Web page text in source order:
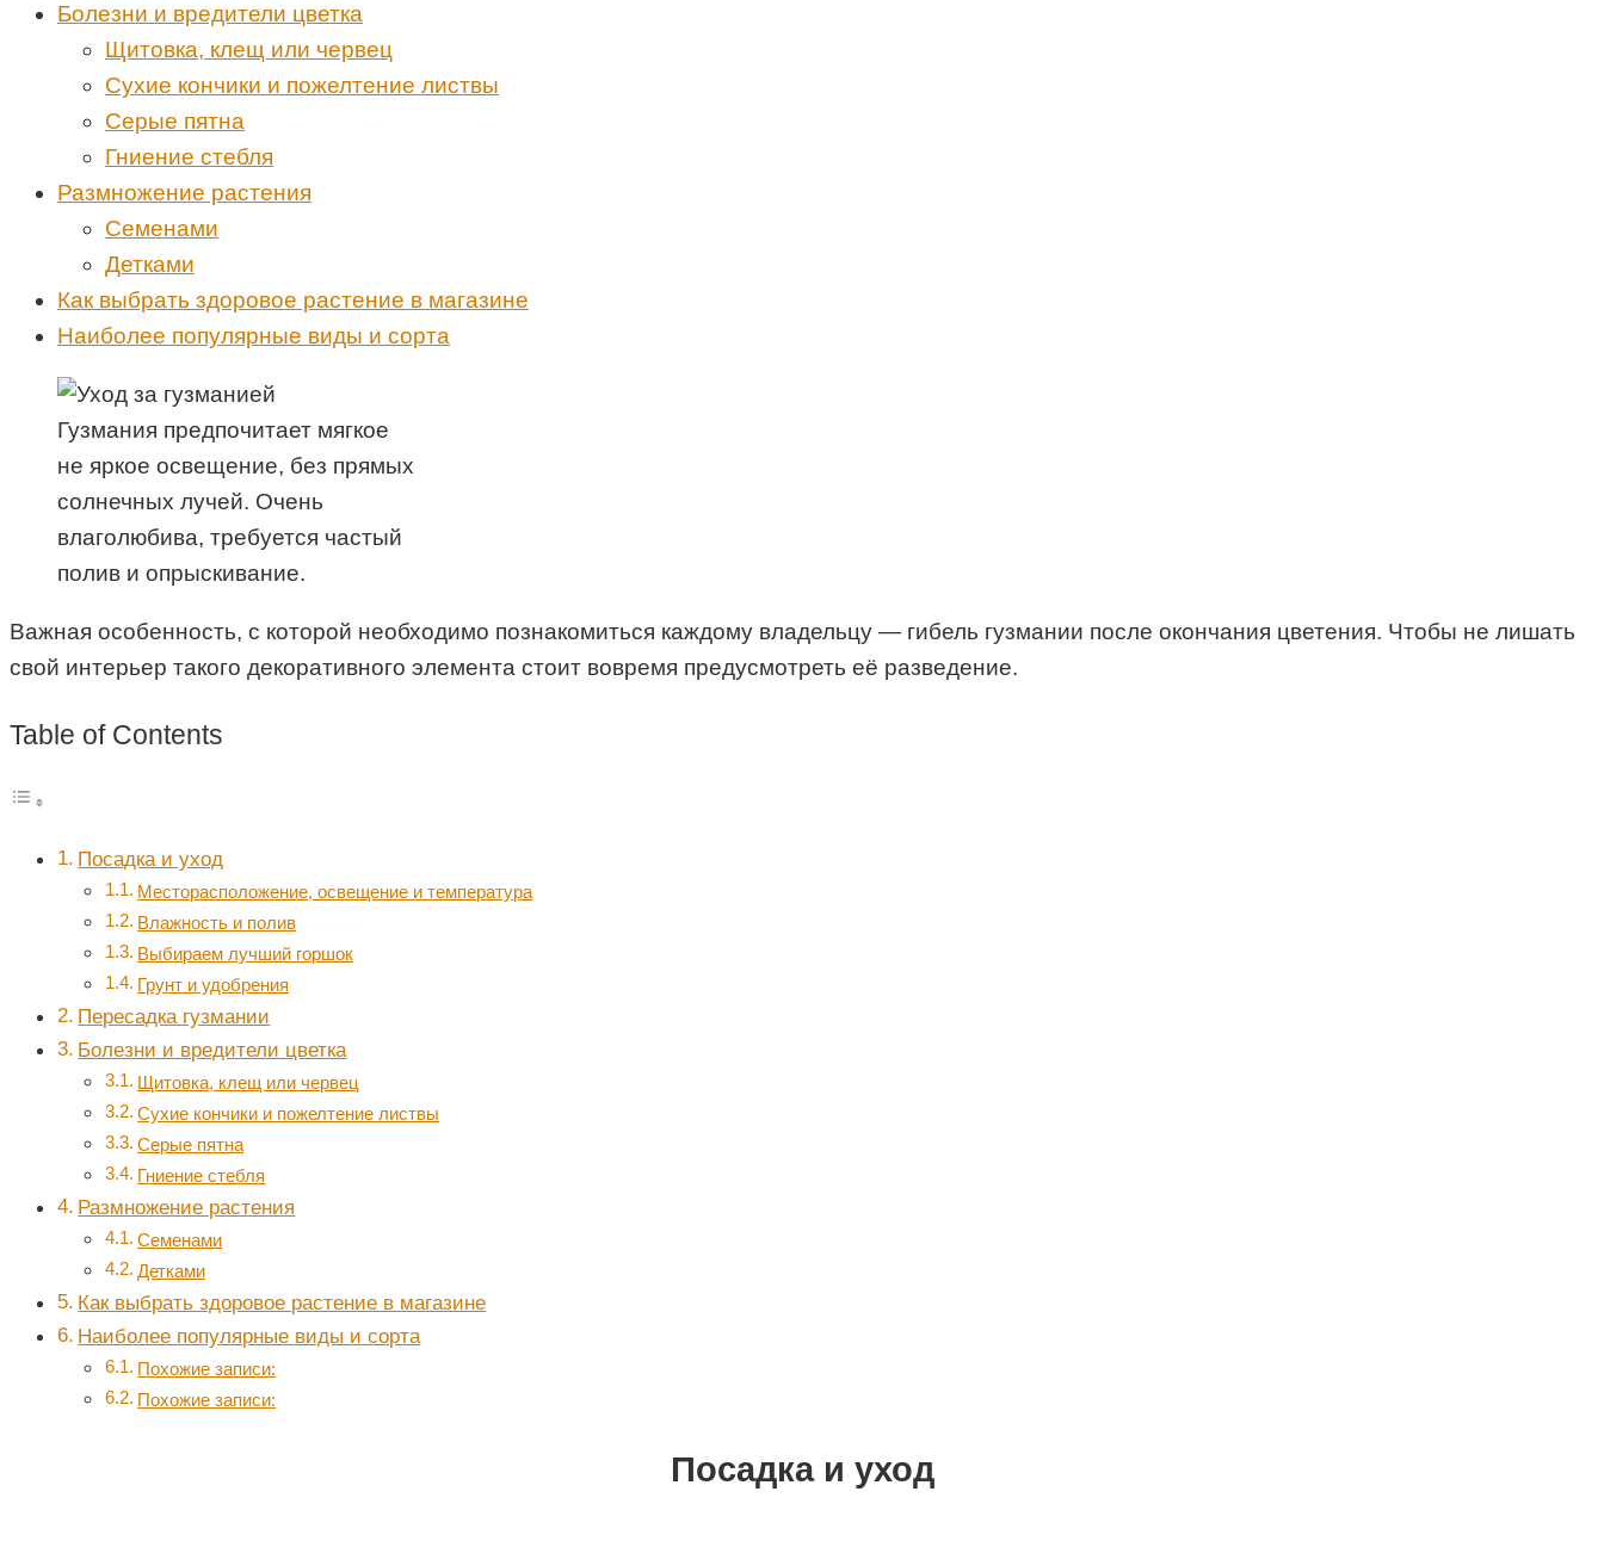
Болезни и вредители цветка
Щитовка, клещ или червец
Сухие кончики и пожелтение листвы
Серые пятна
Гниение стебля
Размножение растения
Семенами
Детками
Как выбрать здоровое растение в магазине
Наиболее популярные виды и сорта
Гузмания предпочитает мягкое
не яркое освещение, без прямых
солнечных лучей. Очень
влаголюбива, требуется частый
полив и опрыскивание.
Важная особенность, с которой необходимо познакомиться каждому владельцу — гибель гузмании после окончания цветения. Чтобы не лишать
свой интерьер такого декоративного элемента стоит вовремя предусмотреть её разведение.
Table of Contents
Посадка и уход
Месторасположение, освещение и температура
Влажность и полив
Выбираем лучший горшок
Грунт и удобрения
Пересадка гузмании
Болезни и вредители цветка
Щитовка, клещ или червец
Сухие кончики и пожелтение листвы
Серые пятна
Гниение стебля
Размножение растения
Семенами
Детками
Как выбрать здоровое растение в магазине
Наиболее популярные виды и сорта
Похожие записи:
Похожие записи:
Посадка и уход